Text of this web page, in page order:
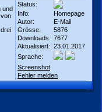
und
Status:
Info:
Homepage
Autor:
E-Mail
Grösse:
5876
Downloads: 7677
Aktualisiert: 23.01.2017
Sprache:
Screenshot
Fehler melden